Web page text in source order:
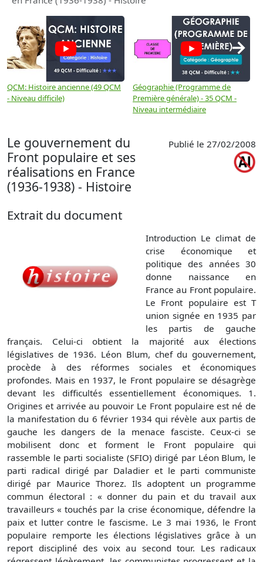
QCM: Histoire ancienne (49 QCM
- Niveau difficile)
Géographie (Programme de
Première générale) - 35 QCM -
Niveau intermédiaire
→
Le gouvernement du
Front populaire et ses
réalisations en France
(1936-1938) - Histoire
Publié le 27/02/2008
Extrait du document
Introduction Le climat de
crise économique et
politique des années 30
donne naissance en
France au Front populaire.
Le Front populaire est T
union signée en 1935 par
les partis de gauche
français. Celui-ci obtient la majorité aux élections
législatives de 1936. Léon Blum, chef du gouvernement,
procède à des réformes sociales et économiques
profondes. Mais en 1937, le Front populaire se désagrège
devant les difficultés essentiellement économiques. 1.
Origines et arrivée au pouvoir Le Front populaire est né de
la manifestation du 6 février 1934 qui révèle aux partis de
gauche les dangers de la menace fasciste. Ceux-ci se
mobilisent donc et forment le Front populaire qui
rassemble le parti socialiste (SFIO) dirigé par Léon Blum, le
parti radical dirigé par Daladier et le parti communiste
dirigé par Maurice Thorez. Ils adoptent un programme
commun électoral : « donner du pain et du travail aux
travailleurs « touchés par la crise économique, défendre la
paix et lutter contre le fascisme. Le 3 mai 1936, le Front
populaire remporte les élections législatives grâce à un
report discipliné des voix au second tour. Les radicaux